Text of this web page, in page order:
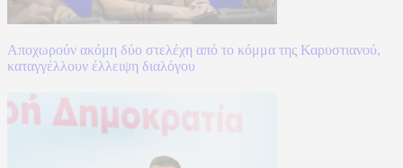
Αποχωρούν ακόμη δύο στελέχη από το κόμμα της Καρυστιανού,
καταγγέλλουν έλλειψη διαλόγου